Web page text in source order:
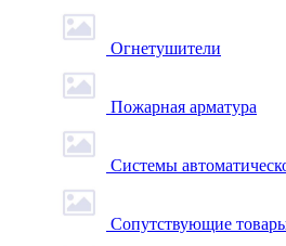
Огнетушители
Пожарная арматура
Системы
Сопутствующие